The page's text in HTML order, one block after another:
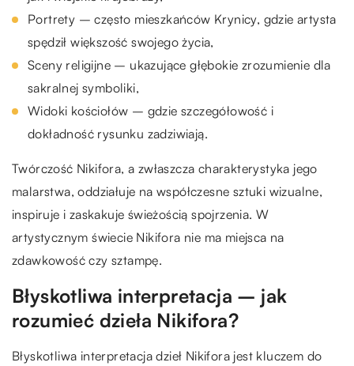
Portrety – często mieszkańców Krynicy, gdzie artysta
spędził większość swojego życia,
Sceny religijne – ukazujące głębokie zrozumienie dla
sakralnej symboliki,
Widoki kościołów – gdzie szczegółowość i
dokładność rysunku zadziwiają.
Twórczość Nikifora, a zwłaszcza charakterystyka jego
malarstwa, oddziałuje na współczesne sztuki wizualne,
inspiruje i zaskakuje świeżością spojrzenia. W
artystycznym świecie Nikifora nie ma miejsca na
zdawkowość czy sztampę.
Błyskotliwa interpretacja – jak
rozumieć dzieła Nikifora?
Błyskotliwa interpretacja dzieł Nikifora jest kluczem do